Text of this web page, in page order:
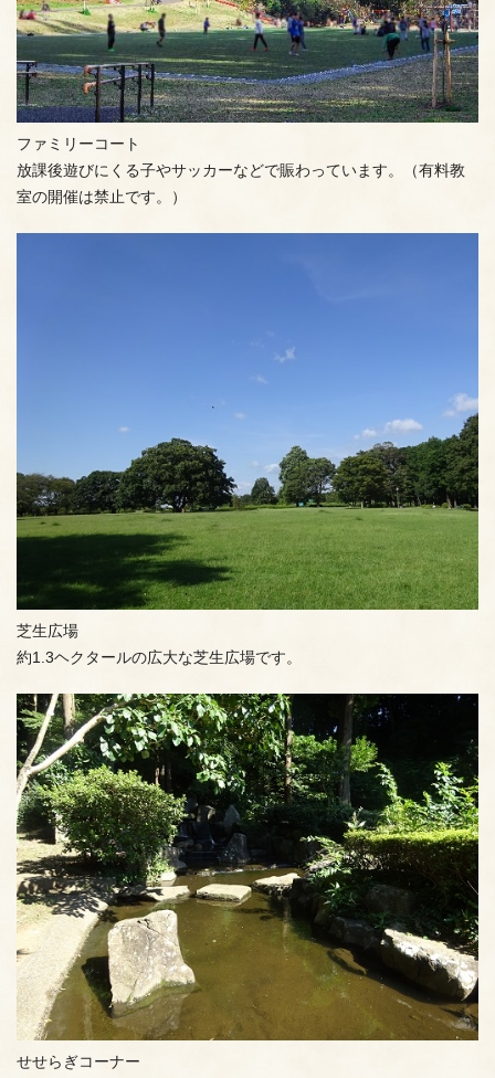
ファミリーコート
放課後遊びにくる子やサッカーなどで賑わっています。（有料教
室の開催は禁止です。）
芝生広場
約1.3ヘクタールの広大な芝生広場です。
せせらぎコーナー